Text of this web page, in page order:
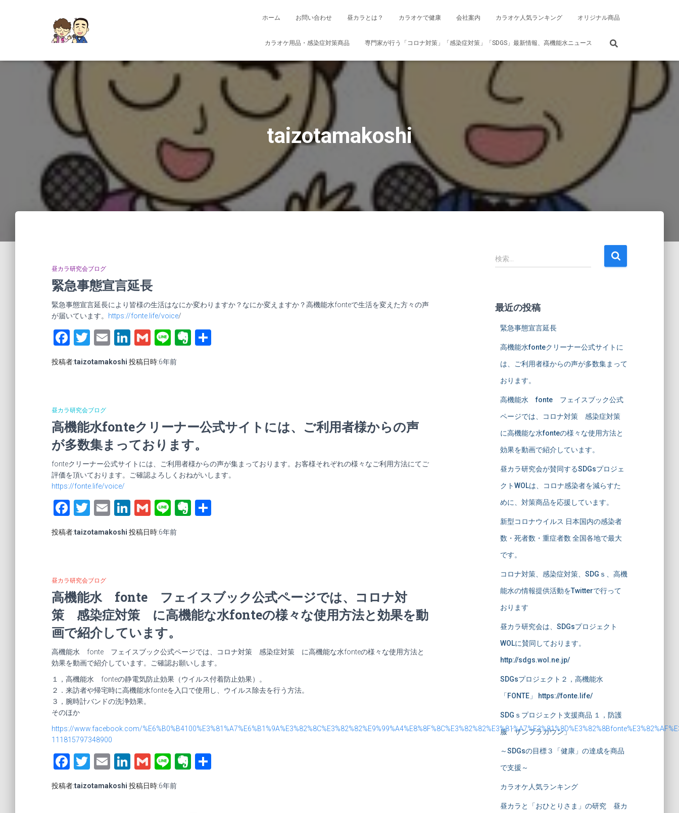
ホーム お問い合わせ 昼カラとは？ カラオケで健康 会社案内 カラオケ人気ランキング オリジナル商品
カラオケ用品・感染症対策商品 専門家が行う「コロナ対策」「感染症対策」「SDGS」最新情報、高機能水ニュース
taizotamakoshi
昼カラ研究会ブログ
緊急事態宣言延長
緊急事態宣言延長により皆様の生活はなにか変わりますか？なにか変えますか？高機能水fonteで生活を変えた方々の声
が届いています。 https://fonte.life/voice/
Facebook
Twitter
EmailLinkedIn
Gmail
LineEvernote
投稿者:taizotamakoshi 投稿日時:6年前
昼カラ研究会ブログ
高機能水fonteクリーナー公式サイトには、ご利用者様からの声
が多数集まっております。
fonteクリーナー公式サイトには、ご利用者様からの声が集まっております。お客様それぞれの様々なご利用方法にてご
評価を頂いております。ご確認よろしくおねがいします。
https://fonte.life/voice/
Facebook
Twitter
EmailLinkedIn
Gmail
LineEvernote
投稿者:taizotamakoshi 投稿日時:6年前
昼カラ研究会ブログ
高機能水 fonte フェイスブック公式ページでは、コロナ対
策 感染症対策 に高機能な水fonteの様々な使用方法と効果を動
画で紹介しています。
高機能水 fonte フェイスブック公式ページでは、コロナ対策 感染症対策 に高機能な水fonteの様々な使用方法と
効果を動画で紹介しています。ご確認お願いします。
１，高機能水 fonteの静電気防止効果（ウイルス付着防止効果）。
２．来訪者や帰宅時に高機能水fonteを入口で使用し、ウイルス除去を行う方法。
３，腕時計バンドの洗浄効果。
そのほか
https://www.facebook.com/
111815797348900
Facebook
Twitter
EmailLinkedIn
Gmail
LineEvernote
投稿者:taizotamakoshi 投稿日時:6年前
検
索
検索…
最近の投稿
緊急事態宣言延長
高機能水fonteクリーナー公式サイトに
は、ご利用者様からの声が多数集まって
おります。
高機能水 fonte フェイスブック公式
ページでは、コロナ対策 感染症対策
に高機能な水fonteの様々な使用方法と
効果を動画で紹介しています。
昼カラ研究会が賛同するSDGsプロジェ
クトWOLは、コロナ感染者を減らすた
めに、対策商品を応援しています。
新型コロナウイルス 日本国内の感染者
数・死者数・重症者数 全国各地で最大
です。
コロナ対策、感染症対策、SDGｓ、高機
能水の情報提供活動をTwitterで行って
おります
昼カラ研究会は、SDGsプロジェクト
WOLに賛同しております。
http://sdgs.wol.ne.jp/
SDGsプロジェクト２，高機能水
「FONTE」 https://fonte.life/
SDGｓプロジェクト支援商品 １，防護
服「サンプラガウン」
～SDGsの目標３「健康」の達成を商品
で支援～
カラオケ人気ランキング
昼カラと「おひとりさま」の研究 昼カ